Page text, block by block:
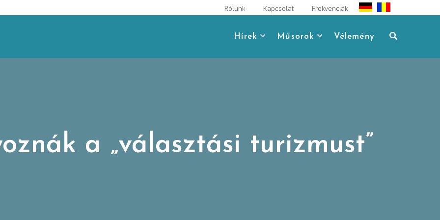
Rólunk Kapcsolat Frekvenciák
Hírek Műsorok Vélemény
a „választási turizmust”